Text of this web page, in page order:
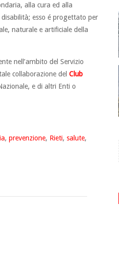
alla cura ed alla
esso é progettato per
naturale e artificiale della
nell’ambito del Servizio
collaborazione del Club
e di altri Enti o
, prevenzione, Rieti, salute,